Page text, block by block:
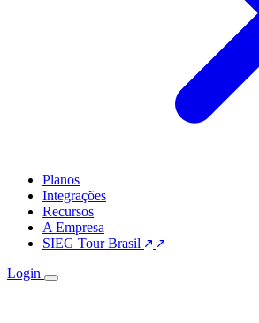
Planos
Integrações
Recursos
A Empresa
SIEG Tour Brasil
Login